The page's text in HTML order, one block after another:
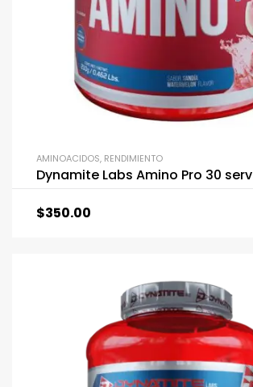
AMINOACIDOS, RENDIMIENTO
Dynamite Labs Amino Pro 30 serv
$350.00